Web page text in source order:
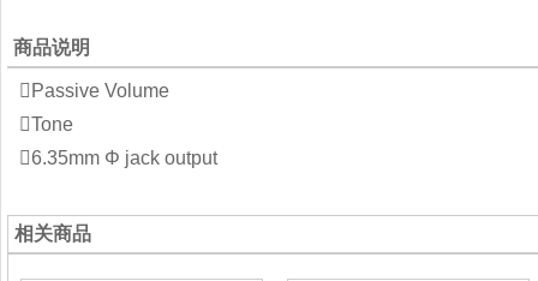
商品说明
Passive Volume
Tone
6.35mm Φ jack output
相关商品